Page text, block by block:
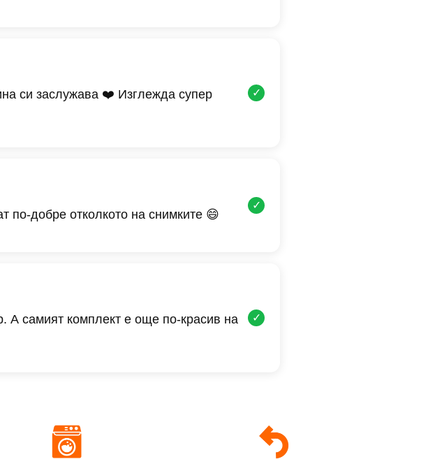
си заслужава ❤️ Изглежда супер
✓
по-добре отколкото на снимките 😄
✓
А самият комплект е още по-красив на
✓